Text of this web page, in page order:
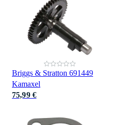
Briggs & Stratton 691449
Kamaxel
75,99 €